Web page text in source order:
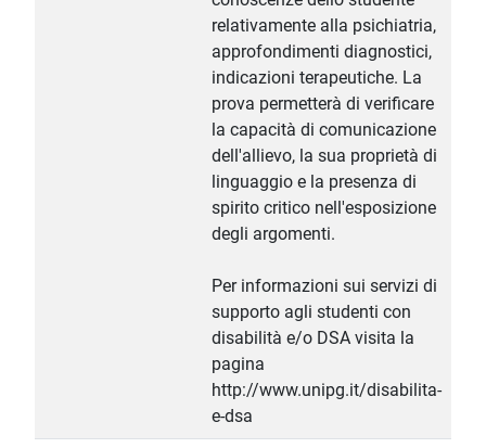
relativamente alla psichiatria,
approfondimenti diagnostici,
indicazioni terapeutiche. La
prova permetterà di verificare
la capacità di comunicazione
dell'allievo, la sua proprietà di
linguaggio e la presenza di
spirito critico nell'esposizione
degli argomenti.
Per informazioni sui servizi di
supporto agli studenti con
disabilità e/o DSA visita la
pagina
http://www.unipg.it/disabilita-
e-dsa